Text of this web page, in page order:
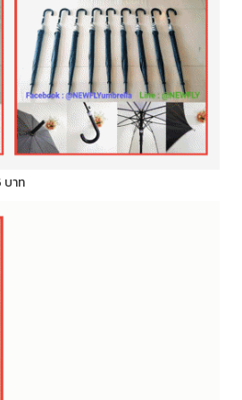
บาท